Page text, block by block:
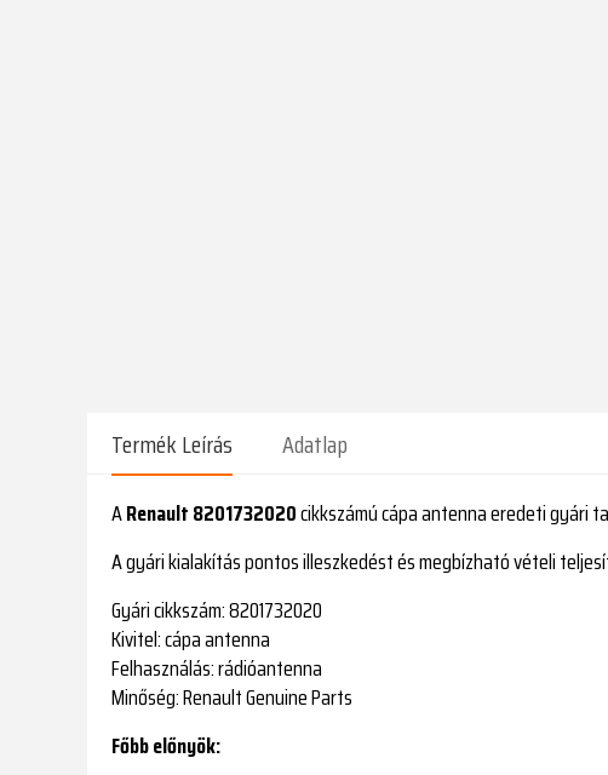
Termék Leírás Adatlap
ARenault 8201732020cikkszámú cápa antenna eredeti gyári
A gyári kialakítás pontos illeszkedést és megbízható vételi
Gyári cikkszám:8201732020
Kivitel:cápa antenna
Felhasználás:rádióantenna
Minőség:Renault Genuine Parts
Főbb előnyök: